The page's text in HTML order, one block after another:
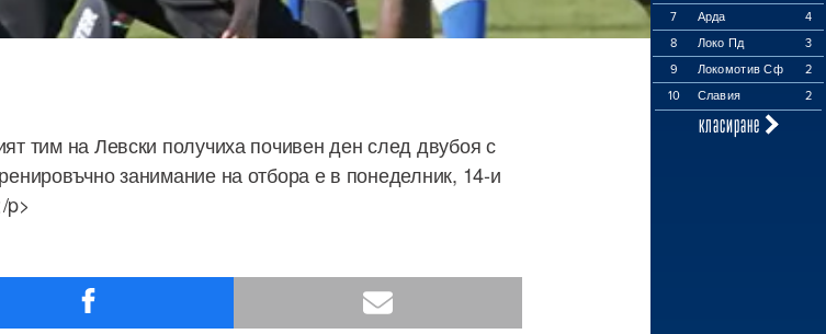
7
Арда
4
8
Локо Пд
3
9
Локомотив Сф
2
10
Славия 2
класиране
тим на Левски получиха почивен ден след двубоя с
занимание на отбора е в понеделник, 14-и
p>